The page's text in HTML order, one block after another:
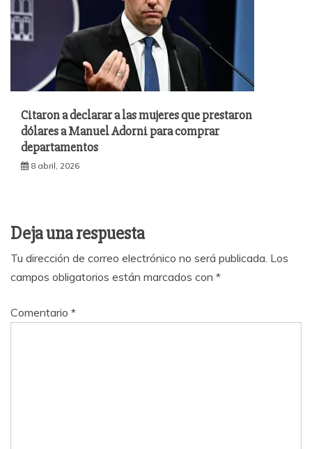
Citaron a declarar a las mujeres que prestaron
dólares a Manuel Adorni para comprar
departamentos
8 abril, 2026
Deja una respuesta
Tu dirección de correo electrónico no será publicada. Los
campos obligatorios están marcados con *
Comentario *